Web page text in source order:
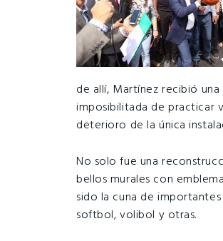
de allí, Martínez recibió
imposibilitada de practicar
deterioro de la única
No solo fue una
bellos murales con
sido la cuna de
softbol, volibol y otras.